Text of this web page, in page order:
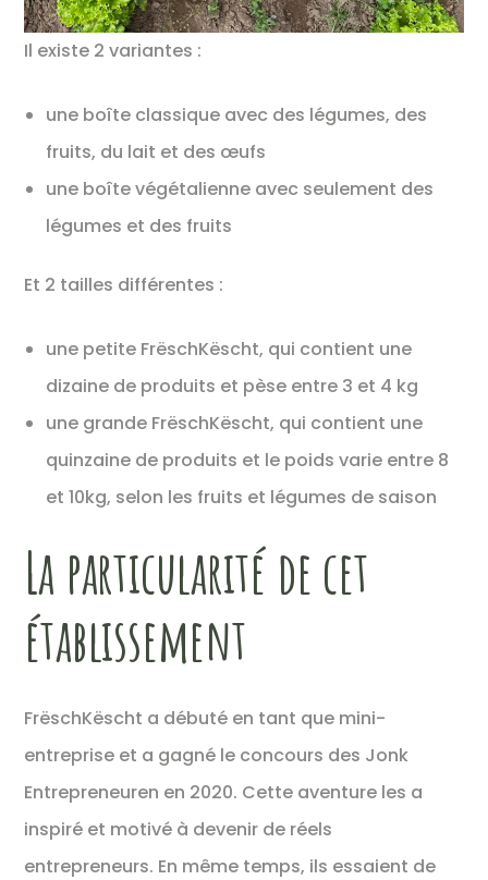
Il existe 2 variantes :
une boîte classique avec des légumes, des
fruits, du lait et des œufs
une boîte végétalienne avec seulement des
légumes et des fruits
Et 2 tailles différentes :
une petite FrëschKëscht, qui contient une
dizaine de produits et pèse entre 3 et 4 kg
une grande FrëschKëscht, qui contient une
quinzaine de produits et le poids varie entre 8
et 10kg, selon les fruits et légumes de saison
La particularité de cet
établissement
FrëschKëscht a débuté en tant que mini-
entreprise et a gagné le concours des Jonk
Entrepreneuren en 2020. Cette aventure les a
inspiré et motivé à devenir de réels
entrepreneurs. En même temps, ils essaient de